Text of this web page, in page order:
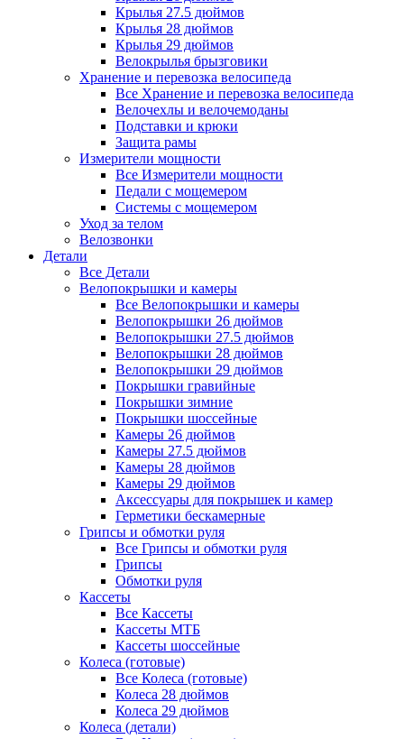
Крылья 27.5 дюймов
Крылья 28 дюймов
Крылья 29 дюймов
Велокрылья брызговики
Хранение и перевозка велосипеда
Все Хранение и перевозка велосипеда
Велочехлы и велочемоданы
Подставки и крюки
Защита рамы
Измерители мощности
Все Измерители мощности
Педали с мощемером
Системы с мощемером
Уход за телом
Велозвонки
Детали
Все Детали
Велопокрышки и камеры
Все Велопокрышки и камеры
Велопокрышки 26 дюймов
Велопокрышки 27.5 дюймов
Велопокрышки 28 дюймов
Велопокрышки 29 дюймов
Покрышки гравийные
Покрышки зимние
Покрышки шоссейные
Камеры 26 дюймов
Камеры 27.5 дюймов
Камеры 28 дюймов
Камеры 29 дюймов
Аксессуары для покрышек и камер
Герметики бескамерные
Грипсы и обмотки руля
Все Грипсы и обмотки руля
Грипсы
Обмотки руля
Кассеты
Все Кассеты
Кассеты МТБ
Кассеты шоссейные
Колеса (готовые)
Все Колеса (готовые)
Колеса 28 дюймов
Колеса 29 дюймов
Колеса (детали)